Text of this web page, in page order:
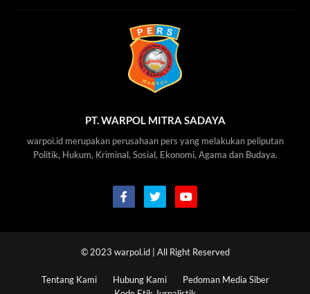
PT. WARPOL MITRA SADAYA
warpoi.id merupakan perusahaan pers yang melakukan peliputan
Politik, Hukum, Kriminal, Sosial, Ekonomi, Agama dan Budaya.
© 2023 warpol.id| All Right Reserved
Tentang Kami Hubung Kami
Pedoman Media Siber